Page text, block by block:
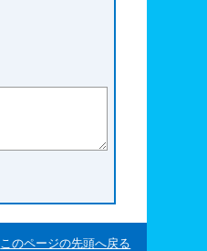
このページの先頭へ戻る